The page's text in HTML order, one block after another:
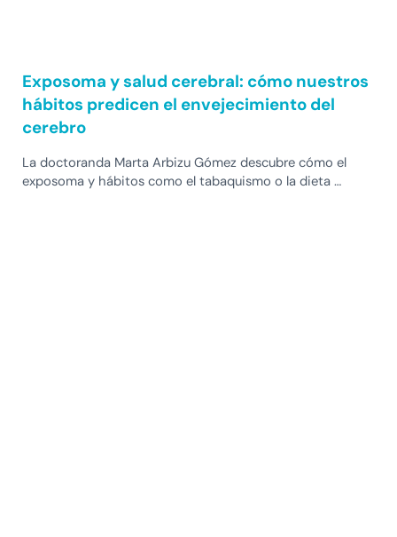
Exposoma y salud cerebral: cómo nuestros
hábitos predicen el envejecimiento del
cerebro
La doctoranda Marta Arbizu Gómez descubre cómo el
exposoma y hábitos como el tabaquismo o la dieta …